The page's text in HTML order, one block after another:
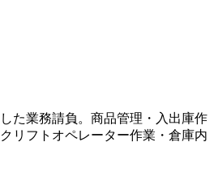
た業務請負。商品管理・入出庫作
リフトオペレーター作業・倉庫内